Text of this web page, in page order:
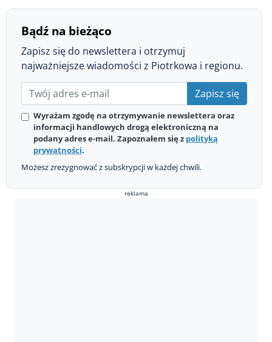
Bądź na bieżąco
Zapisz się do newslettera i otrzymuj
najważniejsze wiadomości z Piotrkowa i regionu.
Zapisz się
Wyrażam zgodę na otrzymywanie newslettera oraz
informacji handlowych drogą elektroniczną na
podany adres e-mail. Zapoznałem się z polityką
prywatności.
Możesz zrezygnować z subskrypcji w każdej chwili.
reklama